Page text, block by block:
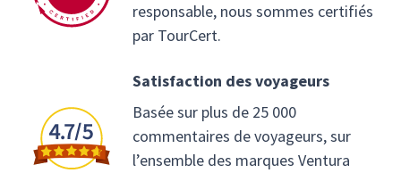
responsable, nous sommes certifiés
par TourCert.
Satisfaction des voyageurs
Basée sur plus de 25 000
commentaires de voyageurs, sur
l’ensemble des marques Ventura